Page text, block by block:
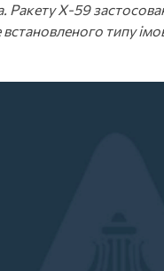
Х-59
встановленого типу